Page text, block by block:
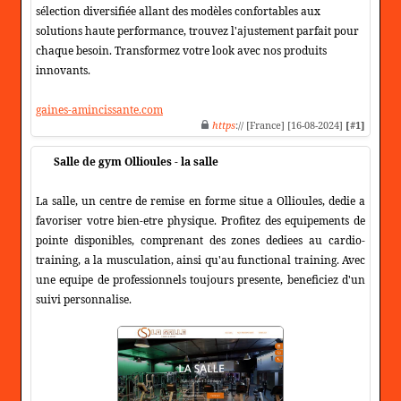
sélection diversifiée allant des modèles confortables aux
solutions haute performance, trouvez l'ajustement parfait pour
chaque besoin. Transformez votre look avec nos produits
innovants.
gaines-amincissante.com
https:// [France] [16-08-2024] [#1]
Salle de gym Ollioules - la salle
La salle, un centre de remise en forme situe a Ollioules, dedie a
favoriser votre bien-etre physique. Profitez des equipements de
pointe disponibles, comprenant des zones dediees au cardio-
training, a la musculation, ainsi qu'au functional training. Avec
une equipe de professionnels toujours presente, beneficiez d'un
suivi personnalise.